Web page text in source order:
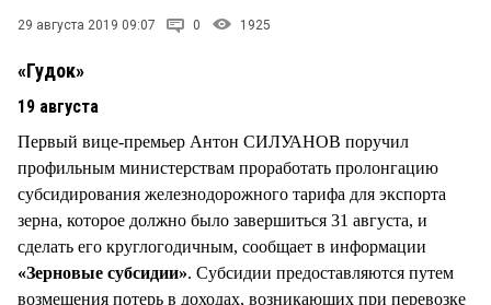
СТИЛЬ ЖИЗНИ
29 августа 2019 09:07 0 1925
«Гудок»
19 августа
Первый вице-премьер Антон СИЛУАНОВ поручил
профильным министерствам проработать пролонгацию
субсидирования железнодорожного тарифа для экспорта
зерна, которое должно было завершиться 31 августа, и
сделать его круглогодичным, сообщает в информации
«Зерновые субсидии». Субсидии предоставляются путем
возмещения потерь в доходах, возникающих при перевозке